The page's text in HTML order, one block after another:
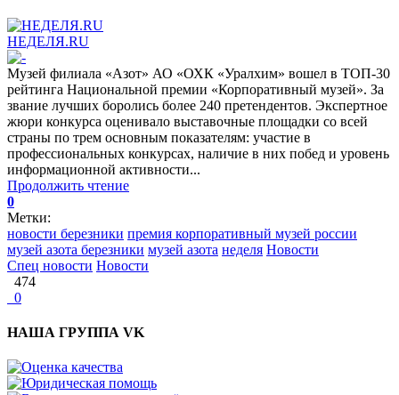
НЕДЕЛЯ.RU
Музей филиала «Азот» АО «ОХК «Уралхим» вошел в ТОП-30
рейтинга Национальной премии «Корпоративный музей». За
звание лучших боролись более 240 претендентов. Экспертное
жюри конкурса оценивало выставочные площадки со всей
страны по трем основным показателям: участие в
профессиональных конкурсах, наличие в них побед и уровень
информационной активности...
Продолжить чтение
0
Метки:
новости березники премия корпоративный музей россии
музей азота березники музей азота неделя Новости
Спец новости Новости
474
0
НАША ГРУППА VK